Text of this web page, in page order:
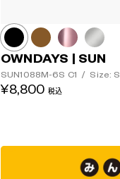
OWNDAYS | SUN
SUN1088M-6S C1 / Size: S
¥8,800 税込